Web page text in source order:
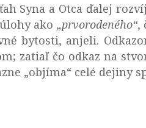
Syna a Otca ďalej
ako „prvorodeného“,
bytosti, anjeli.
zatiaľ čo odkaz na
„objíma“ celé dejiny